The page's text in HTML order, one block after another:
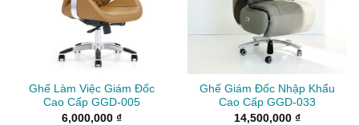
Ghế Làm Việc Giám Đốc
Cao Cấp GGD-005
6,000,000 ₫
Ghế Giám Đốc Nhập Khẩu
Cao Cấp GGD-033
14,500,000 ₫